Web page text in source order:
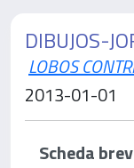
DIBUJOS-
LOBOS
2013-01-01
Scheda